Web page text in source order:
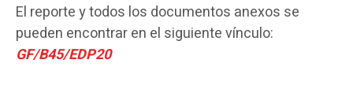
El reporte y todos los documentos anexos se
pueden encontrar en el siguiente vínculo:
GF/B45/EDP20